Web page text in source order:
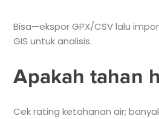
Bisa—ekspor GPX/CSV lalu
GIS untuk analisis.
Apakah tahan
Cek rating ketahanan air;